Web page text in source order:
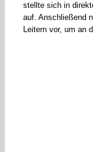
stellte sich in
auf. Anschließend
Leitern vor, um an